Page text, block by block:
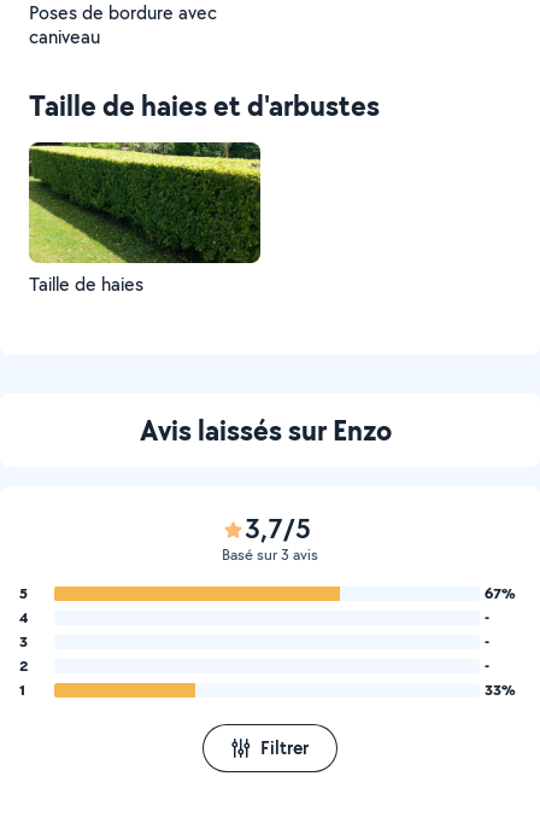
Poses de bordure avec
caniveau
Taille de haies et d'arbustes
Taille de haies
Avis laissés sur Enzo
3,7/5
Basé sur 3 avis
5
67%
4
-
3
-
2
-
1
33%
Filtrer